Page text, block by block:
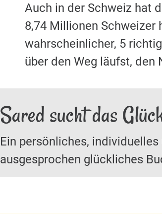
Auch in der Schweiz hat
8,74 Millionen Schweizer
wahrscheinlicher, 5
über den Weg läufst, den
Sared sucht das
Ein persönliches, individuelles
ausgesprochen glückliches